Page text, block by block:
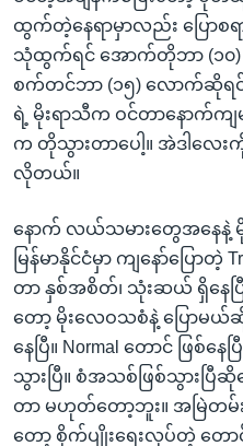
ထွက်တဲ့နေရာမှာလည်း ပြော
သုံထွက်ရင် အောက်တိုဘာ (၁
စက်တင်ဘာ (၁၅) လောက်ဆိုရ
ရဲ့ မိုးရာသီက ဝင်တာနောက်က
က တိုသွားတာပေါ့။ အဲဒါလ
လိုတယ်။
နောက် လယ်သမားတွေအနေနဲ့
မြန်မာနိုင်ငံမှာ ကျနော်ပြောတဲ့
တာ နှစ်အစိတ်၊ သုံးဆယ် ရှိနေပ
တော့ မိုးလေဝသစံနဲ့ ပြောမယ်ဆို
နေပြီ။ Normal တောင် ဖြစ်
သွားပြီ။ စံအသစ်ဖြစ်သွားပြီ
တာ မဟုတ်တော့ဘူး။ အမြဲတမ်
တော့ စိုက်ပျိုးရေးလုပ်တဲ့ တေ